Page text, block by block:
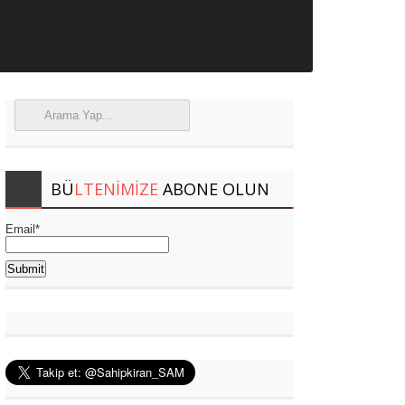
BÜLTENIMIZEABONE OLUN
Email*